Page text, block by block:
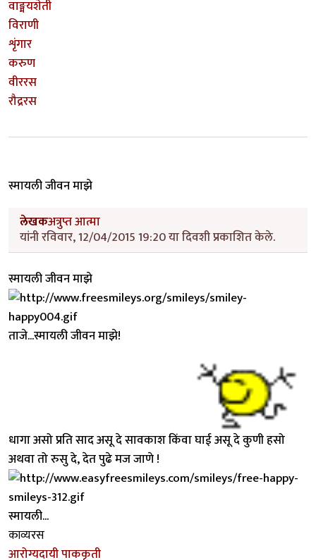
वाङ्मयशेती
विराणी
शृंगार
करुण
वीररस
रौद्ररस
स्मायली जीवन माझे
लेखकअत्रुप्त आत्मा
यांनी रविवार, 12/04/2015 19:20 या दिवशी प्रकाशित केले.
स्मायली जीवन माझे
ताजे...स्मायली जीवन माझे!
धागा असो प्रति साद असू दे सावकाश किंवा घाई असू दे कुणी हसो
अथवा तो रुसु दे, देत पुढे मज जाणे !
स्मायली...
काव्यरस
आरोग्यदायी पाककृती